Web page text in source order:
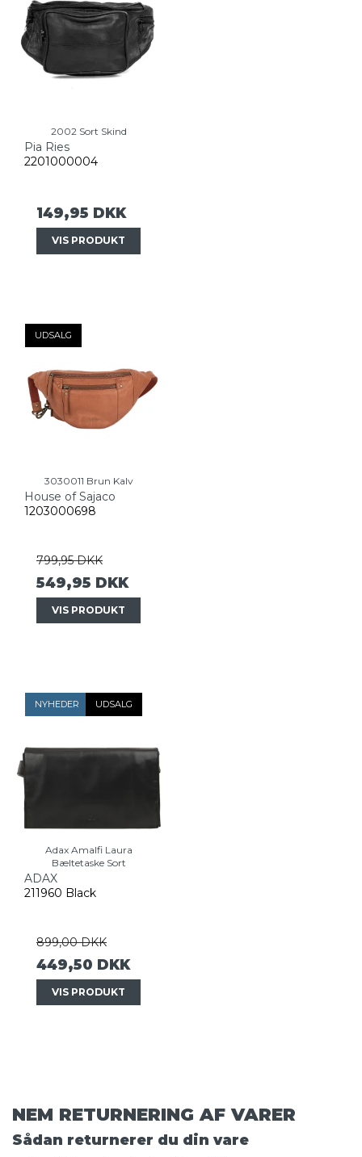
2002 Sort Skind
Pia Ries
2201000004
149,95 DKK
VIS PRODUKT
UDSALG
3030011 Brun Kalv
House of Sajaco
1203000698
799,95 DKK
549,95 DKK
VIS PRODUKT
NYHEDER UDSALG
Adax Amalfi Laura
Bæltetaske Sort
ADAX
211960 Black
899,00 DKK
449,50 DKK
VIS PRODUKT
NEM RETURNERING AF VARER
Sådan returnerer du din vare